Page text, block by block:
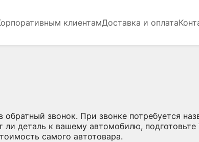
клиентамДоставка и оплата
звонок. При звонке потребуется
деталь к вашему автомобилю,
самого автотовара.